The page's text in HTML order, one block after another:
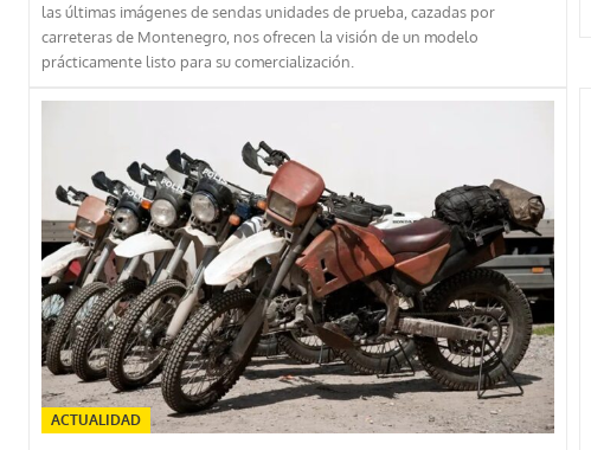
las últimas imágenes de sendas unidades de prueba, cazadas por
carreteras de Montenegro, nos ofrecen la visión de un modelo
prácticamente listo para su comercialización.
ACTUALIDAD